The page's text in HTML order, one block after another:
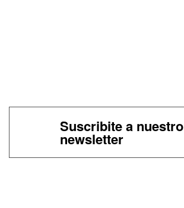
Suscribite a nuestro
newsletter